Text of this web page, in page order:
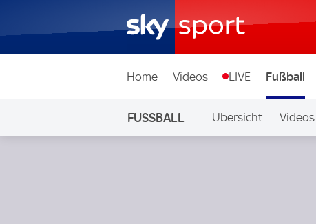
Home Videos LIVE Fußball
FUSSBALL Übersicht Videos